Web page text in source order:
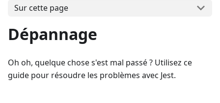
Sur cette page
Dépannage
Oh oh, quelque chose s'est mal passé ? Utilisez ce
guide pour résoudre les problèmes avec Jest.